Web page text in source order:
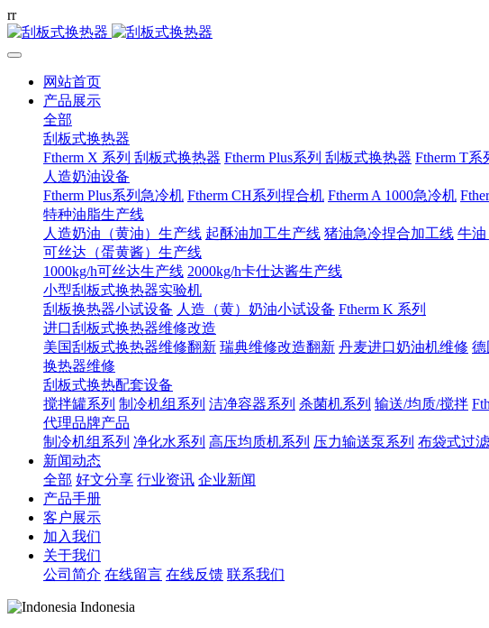
rr
网站首页
产品展示
全部
刮板式换热器
Ftherm X 系列 刮板式换热器 Ftherm Plus系列 刮板式换热器 Ftherm T
人造奶油设备
Ftherm Plus系列急冷机 Ftherm CH系列捏合机 Ftherm A 1000急冷机
特种油脂生产线
人造奶油（黄油）生产线 起酥油加工生产线 猪油急冷捏合加工线 牛
可丝达（蛋黄酱）生产线
1000kg/h可丝达生产线 2000kg/h卡仕达酱生产线
小型刮板式换热器实验机
刮板换热器小试设备 人造（黄）奶油小试设备 Ftherm K 系列
进口刮板式换热器维修改造
美国刮板式换热器维修翻新 瑞典维修改造翻新 丹麦进口奶油机维修 德
换热器维修
刮板式换热配套设备
搅拌罐系列 制冷机组系列 洁净容器系列 杀菌机系列 输送/均质/搅拌
代理品牌产品
制冷机组系列 净化水系列 高压均质机系列 压力输送泵系列 布袋式过
新闻动态
全部 好文分享 行业资讯 企业新闻
产品手册
客户展示
加入我们
关于我们
公司简介 在线留言 在线反馈 联系我们
Indonesia